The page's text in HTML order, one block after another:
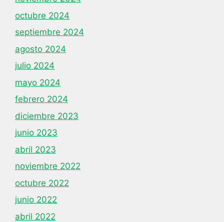
octubre 2024
septiembre 2024
agosto 2024
julio 2024
mayo 2024
febrero 2024
diciembre 2023
junio 2023
abril 2023
noviembre 2022
octubre 2022
junio 2022
abril 2022